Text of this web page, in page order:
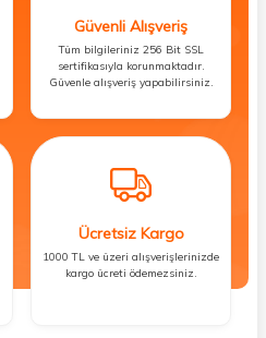
Güvenli Alışveriş
Tüm bilgileriniz 256 Bit SSL
sertifikasıyla korunmaktadır.
Güvenle alışveriş yapabilirsiniz.
Ücretsiz Kargo
1000 TL ve üzeri alışverişlerinizde
kargo ücreti ödemezsiniz.